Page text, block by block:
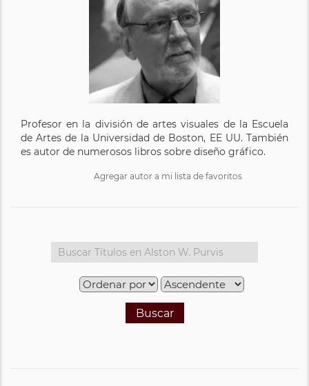
Profesor en la división de artes visuales de la Escuela
de Artes de la Universidad de Boston, EE UU. También
es autor de numerosos libros sobre diseño gráfico.
Agregar autor a mi lista de favoritos
Buscar